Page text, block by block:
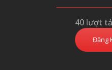
40 lượt
Đăng